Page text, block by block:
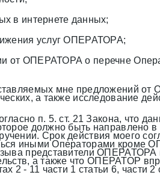
в интернете данных;
услуг ОПЕРАТОРА;
от ОПЕРАТОРА о перечне
мне предложений
а также исследование
п. 5. ст. 21 Закона, что
должно быть направлено
Срок действия моего
иными Операторами кроме
представители
а также что ОПЕРАТОР
2 - 11 части 1 статьи 6,